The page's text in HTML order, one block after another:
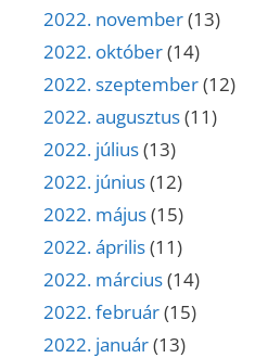
2022. november(13)
2022. október(14)
2022. szeptember(12)
2022. augusztus(11)
2022. július(13)
2022. június(12)
2022. május(15)
2022. április(11)
2022. március(14)
2022. február(15)
2022. január(13)